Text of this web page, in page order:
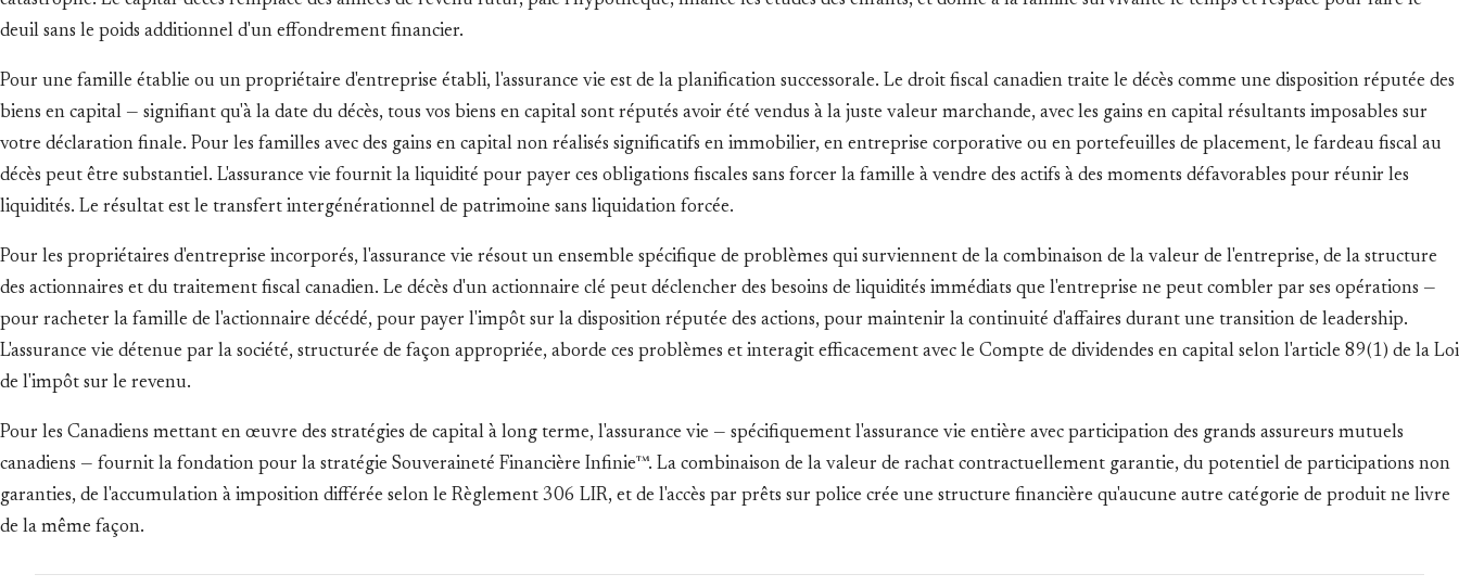
deuil sans le poids additionnel d'un effondrement financier.
Pour une famille établie ou un propriétaire d'entreprise établi, l'assurance vie est de la planification successorale. Le droit fiscal canadien traite le décès comme une disposition réputée des
biens en capital — signifiant qu'à la date du décès, tous vos biens en capital sont réputés avoir été vendus à la juste valeur marchande, avec les gains en capital résultants imposables sur
votre déclaration finale. Pour les familles avec des gains en capital non réalisés significatifs en immobilier, en entreprise corporative ou en portefeuilles de placement, le fardeau fiscal au
décès peut être substantiel. L'assurance vie fournit la liquidité pour payer ces obligations fiscales sans forcer la famille à vendre des actifs à des moments défavorables pour réunir les
liquidités. Le résultat est le transfert intergénérationnel de patrimoine sans liquidation forcée.
Pour les propriétaires d'entreprise incorporés, l'assurance vie résout un ensemble spécifique de problèmes qui surviennent de la combinaison de la valeur de l'entreprise, de la structure
des actionnaires et du traitement fiscal canadien. Le décès d'un actionnaire clé peut déclencher des besoins de liquidités immédiats que l'entreprise ne peut combler par ses opérations —
pour racheter la famille de l'actionnaire décédé, pour payer l'impôt sur la disposition réputée des actions, pour maintenir la continuité d'affaires durant une transition de leadership.
L'assurance vie détenue par la société, structurée de façon appropriée, aborde ces problèmes et interagit efficacement avec le Compte de dividendes en capital selon l'article 89(1) de la Loi
de l'impôt sur le revenu.
Pour les Canadiens mettant en œuvre des stratégies de capital à long terme, l'assurance vie — spécifiquement l'assurance vie entière avec participation des grands assureurs mutuels
canadiens — fournit la fondation pour la stratégie Souveraineté Financière Infinie™. La combinaison de la valeur de rachat contractuellement garantie, du potentiel de participations non
garanties, de l'accumulation à imposition différée selon le Règlement 306 LIR, et de l'accès par prêts sur police crée une structure financière qu'aucune autre catégorie de produit ne livre
de la même façon.